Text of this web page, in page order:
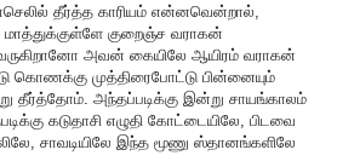
தீர்த்த காரியம் என்னவென்றால்,
குறைஞ்ச வராகன்
அவன் கையிலே ஆயிரம் வராகன்
கொணக்கு முத்திரைபோட்டு பின்னையும்
அந்தப்படிக்கு இன்று சாயங்காலம்
கடுதாசி எழுதி கோட்டையிலே, பிடவை
சாவடியிலே இந்த மூணு ஸ்தானங்களிலே